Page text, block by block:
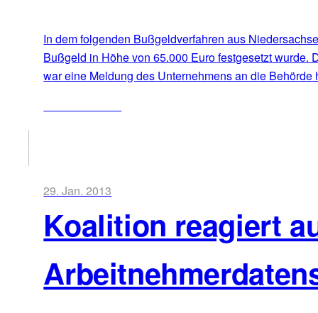
In dem folgenden Bußgeldverfahren aus
Bußgeld in Höhe von 65.000 Euro festgesetzt
war eine Meldung des Unternehmens an die
29. Jan. 2013
Koalition reagiert